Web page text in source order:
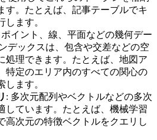
す。たとえば、記事テーブルでキ
します。
ポイント、線、平面などの幾何デー
デックスは、包含や交差などの空
処理できます。たとえば、地図ア
特定のエリア内のすべての関心の
します。
: 多次元配列やベクトルなどの多次
しています。たとえば、機械学習
高次元の特徴ベクトルをクエリし